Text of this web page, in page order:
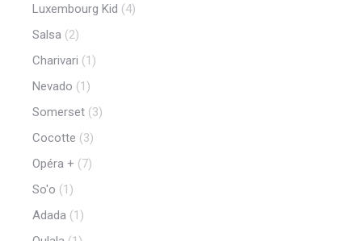
Luxembourg Kid (4)
Salsa (2)
Charivari (1)
Nevado (1)
Somerset (3)
Cocotte (3)
Opéra + (7)
So'o (1)
Adada (1)